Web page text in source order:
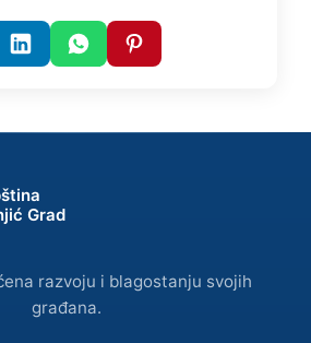
Grad
razvoju i blagostanju svojih
građana.